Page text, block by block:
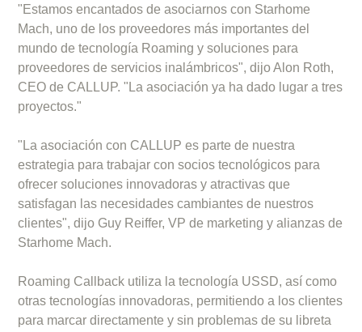
"Estamos encantados de asociarnos con Starhome
Mach, uno de los proveedores más importantes del
mundo de tecnología Roaming y soluciones para
proveedores de servicios inalámbricos", dijo Alon Roth,
CEO de CALLUP. "La asociación ya ha dado lugar a tres
proyectos."
"La asociación con CALLUP es parte de nuestra
estrategia para trabajar con socios tecnológicos para
ofrecer soluciones innovadoras y atractivas que
satisfagan las necesidades cambiantes de nuestros
clientes", dijo Guy Reiffer, VP de marketing y alianzas de
Starhome Mach.
Roaming Callback utiliza la tecnología USSD, así como
otras tecnologías innovadoras, permitiendo a los clientes
para marcar directamente y sin problemas de su libreta